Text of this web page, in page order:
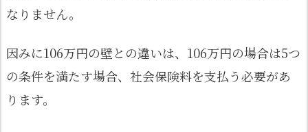
なりません。
因みに106万円の壁との違いは、106万円の場合は5つ
の条件を満たす場合、社会保険料を支払う必要があ
ります。